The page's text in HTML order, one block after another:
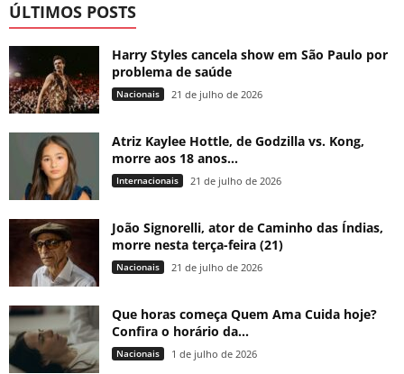
ÚLTIMOS POSTS
Harry Styles cancela show em São Paulo por
problema de saúde
Nacionais 21 de julho de 2026
Atriz Kaylee Hottle, de Godzilla vs. Kong,
morre aos 18 anos...
Internacionais 21 de julho de 2026
João Signorelli, ator de Caminho das Índias,
morre nesta terça-feira (21)
Nacionais 21 de julho de 2026
Que horas começa Quem Ama Cuida hoje?
Confira o horário da...
Nacionais 1 de julho de 2026